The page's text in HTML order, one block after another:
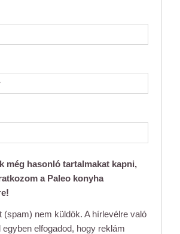
még hasonló tartalmakat kapni,
a Paleo konyha
(spam) nem küldök. A hírlevélre való
elfogadod, hogy reklám